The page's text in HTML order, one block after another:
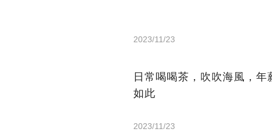
2023/11/23
日常喝喝茶，吹吹海風，
如此
2023/11/23